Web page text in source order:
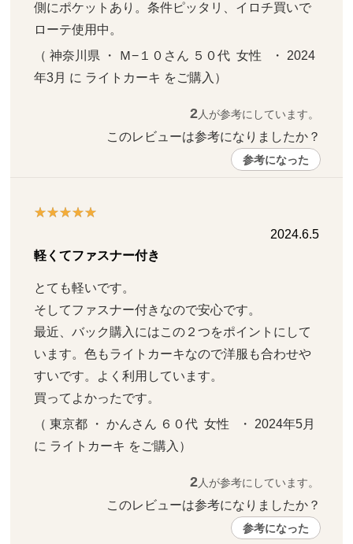
側にポケットあり。条件ピッタリ、イロチ買いで
ローテ使用中。
（ 神奈川県 ・ Ｍ−１０さん ５０代  女性   ・ 2024
年3月 に ライトカーキ をご購入）
2人が参考にしています。
このレビューは参考になりましたか？
参考になった
2024.6.5
軽くてファスナー付き
とても軽いです。
そしてファスナー付きなので安心です。
最近、バック購入にはこの２つをポイントにして
います。色もライトカーキなので洋服も合わせや
すいです。よく利用しています。
買ってよかったです。
（ 東京都 ・ かんさん ６０代  女性   ・ 2024年5月
に ライトカーキ をご購入）
2人が参考にしています。
このレビューは参考になりましたか？
参考になった